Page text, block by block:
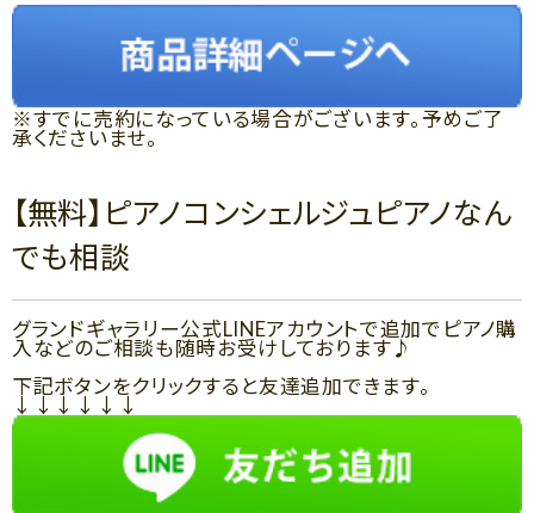
※すでに売約になっている場合がございます。予めご了
承くださいませ。
【無料】ピアノコンシェルジュピアノなん
でも相談
グランドギャラリー公式LINEアカウントで追加でピアノ購
入などのご相談も随時お受けしております♪
下記ボタンをクリックすると友達追加できます。
↓↓↓↓↓↓